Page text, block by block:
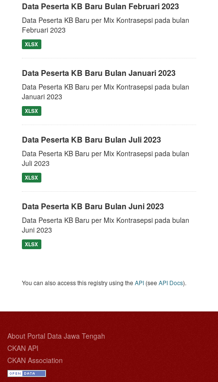
Data Peserta KB Baru Bulan Februari 2023
Data Peserta KB Baru per Mix Kontrasepsi pada bulan
Februari 2023
XLSX
Data Peserta KB Baru Bulan Januari 2023
Data Peserta KB Baru per Mix Kontrasepsi pada bulan
Januari 2023
XLSX
Data Peserta KB Baru Bulan Juli 2023
Data Peserta KB Baru per Mix Kontrasepsi pada bulan
Juli 2023
XLSX
Data Peserta KB Baru Bulan Juni 2023
Data Peserta KB Baru per Mix Kontrasepsi pada bulan
Juni 2023
XLSX
You can also access this registry using the API (see API Docs).
About Portal Data Jawa Tengah
CKAN API
CKAN Association